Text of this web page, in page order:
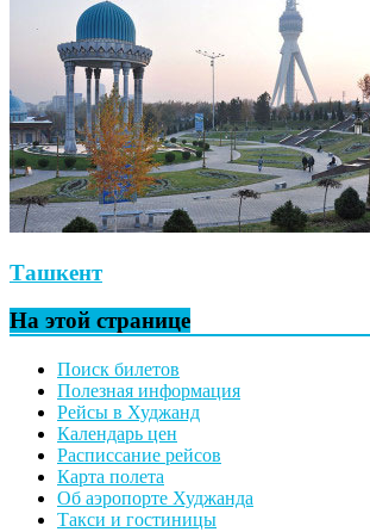
Ташкент
На этой странице
Поиск билетов
Полезная информация
Рейсы в Худжанд
Календарь цен
Расписсание рейсов
Карта полета
Об аэропорте Худжанда
Такси и гостиницы